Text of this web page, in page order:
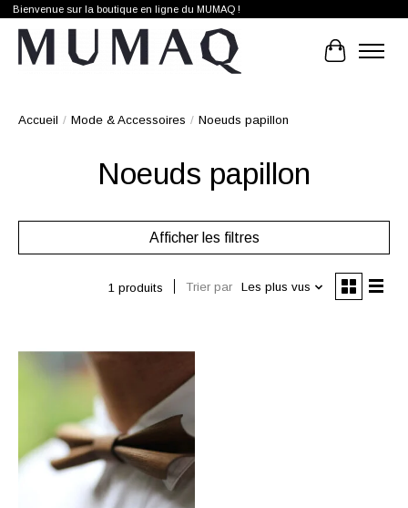
Bienvenue sur la boutique en ligne du MUMAQ !
Panier
Accueil / Mode & Accessoires / Noeuds papillon
Noeuds papillon
Afficher les filtres
1 produits Trier par Les plus vus